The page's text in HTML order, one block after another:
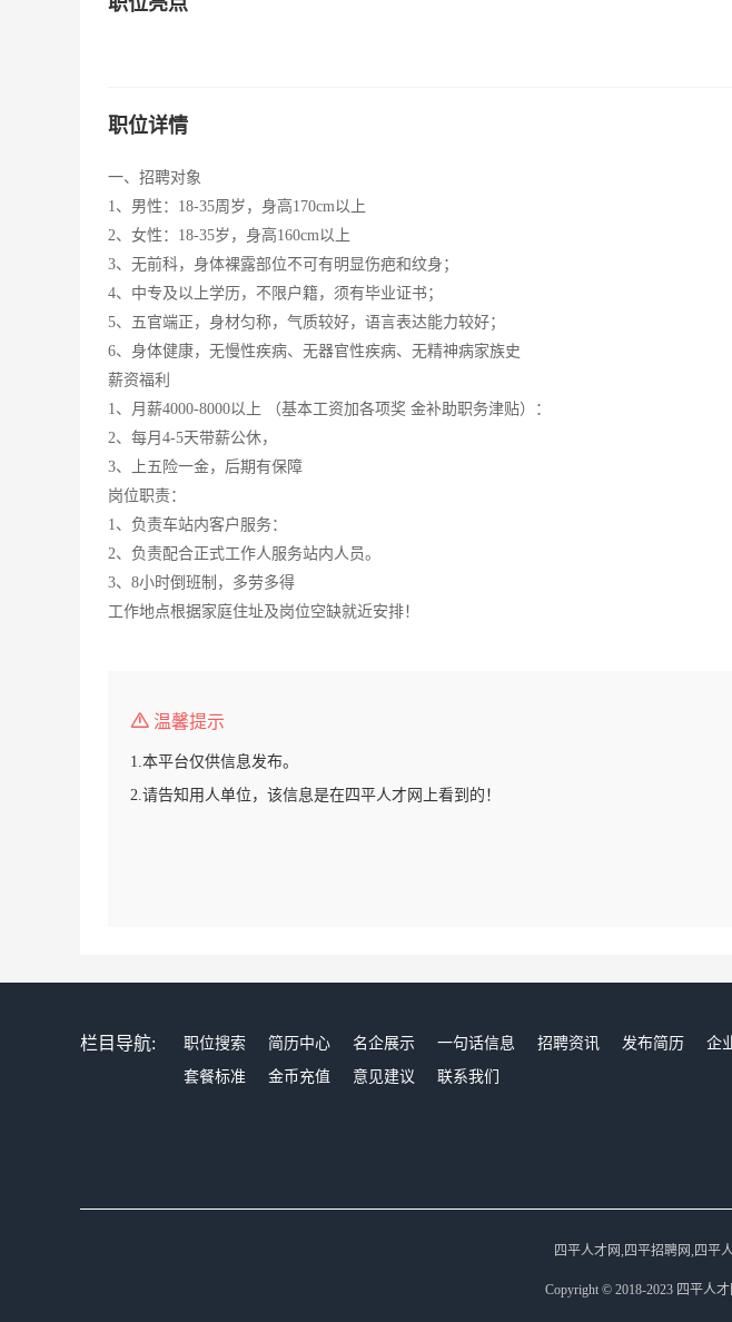
职位详情
一、招聘对象
1、男性：18-35周岁，身高170cm以上
2、女性：18-35岁，身高160cm以上
3、无前科，身体裸露部位不可有明显伤疤和纹身；
4、中专及以上学历，不限户籍，须有毕业证书；
5、五官端正，身材匀称，气质较好，语言表达能力较好；
6、身体健康，无慢性疾病、无器官性疾病、无精神病家族史
薪资福利
1、月薪4000-8000以上 （基本工资加各项奖 金补助职务津贴）：
2、每月4-5天带薪公休，
3、上五险一金，后期有保障
岗位职责：
1、负责车站内客户服务：
2、负责配合正式工作人服务站内人员。
3、8小时倒班制，多劳多得
工作地点根据家庭住址及岗位空缺就近安排！
温馨提示
1.本平台仅供信息发布。
2.请告知用人单位，该信息是在四平人才网上看到的！
栏目导航: 职位搜索 简历中心 名企展示 一句话信息 招聘资讯 发布简历 企
套餐标准
金币充值 意见建议 联系我们
四平人才网,四平招聘网,四平
Copyright © 2018-2023 四平人